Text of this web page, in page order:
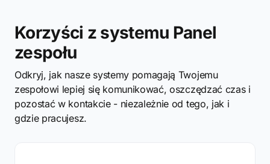
Korzyści z systemu Panel
zespołu
Odkryj, jak nasze systemy pomagają Twojemu
zespołowi lepiej się komunikować, oszczędzać czas i
pozostać w kontakcie - niezależnie od tego, jak i
gdzie pracujesz.